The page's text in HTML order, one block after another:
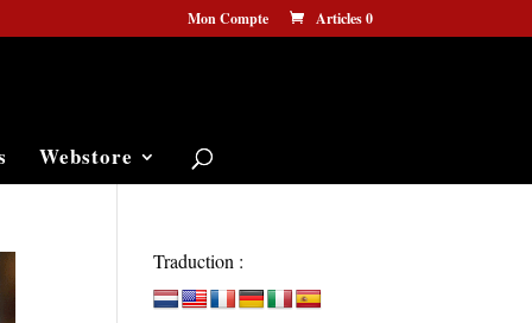
Mon Compte Articles 0
Webstore
Traduction :